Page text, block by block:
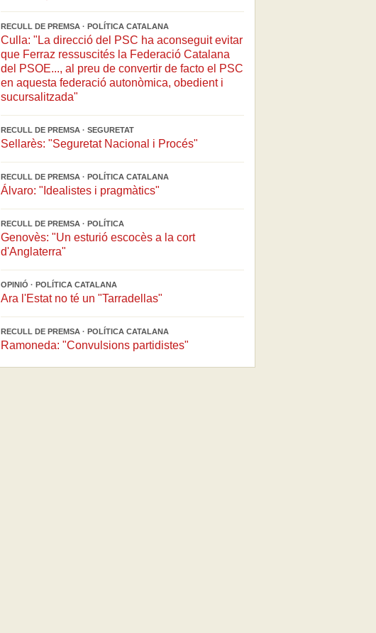
RECULL DE PREMSA · POLÍTICA CATALANA
Culla: "La direcció del PSC ha aconseguit evitar
que Ferraz ressuscités la Federació Catalana
del PSOE..., al preu de convertir de facto el PSC
en aquesta federació autonòmica, obedient i
sucursalitzada"
RECULL DE PREMSA · SEGURETAT
Sellarès: "Seguretat Nacional i Procés"
RECULL DE PREMSA · POLÍTICA CATALANA
Álvaro: "Idealistes i pragmàtics"
RECULL DE PREMSA · POLÍTICA
Genovès: "Un esturió escocès a la cort
d'Anglaterra"
OPINIÓ · POLÍTICA CATALANA
Ara l'Estat no té un "Tarradellas"
RECULL DE PREMSA · POLÍTICA CATALANA
Ramoneda: "Convulsions partidistes"